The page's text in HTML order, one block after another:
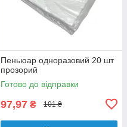
Пеньюар одноразовий 20 шт
прозорий
Готово до відправки
97,97 ₴ 101 ₴